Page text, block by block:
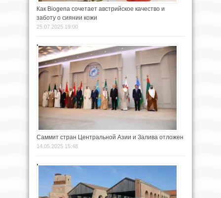
Как Biogena сочетает австрийское качество и
заботу о сиянии кожи
25.07.2025 19:00
Саммит стран Центральной Азии и Залива отложен
14.05.2025 15:48